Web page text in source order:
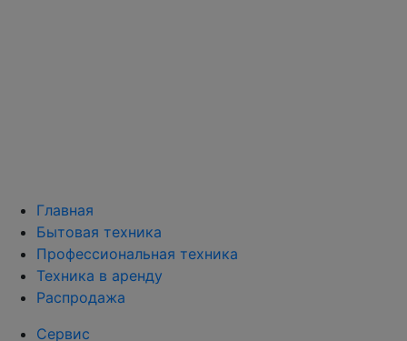
Главная
Бытовая техника
Профессиональная техника
Техника в аренду
Распродажа
Сервис